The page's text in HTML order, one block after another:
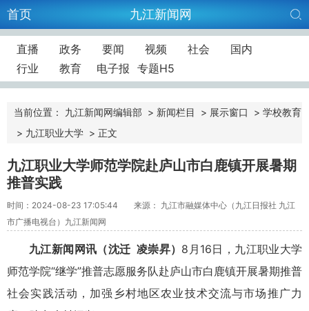
首页 九江新闻网
直播 政务 要闻 视频 社会
国内
行业
教育 电子报 专题H5
当前位置： 九江新闻网编辑部 > 新闻栏目 > 展示窗口 > 学校教育
> 九江职业大学 > 正文
九江职业大学师范学院赴庐山市白鹿镇开展暑期
推普实践
时间：2024-08-23 17:05:44
来源： 九江市融媒体中心（九江日报社 九江
市广播电视台）九江新闻网
九江新闻网讯 （沈迁 凌崇昇） 8月16日，九江职业大学
师范学院“继学”推普志愿服务队赴庐山市白鹿镇开展暑期推普
社会实践活动，加强乡村地区农业技术交流与市场推广力